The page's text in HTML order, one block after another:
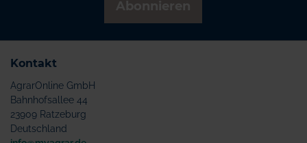
Kontakt
AgrarOnline GmbH
Bahnhofsallee 44
23909 Ratzeburg
Deutschland